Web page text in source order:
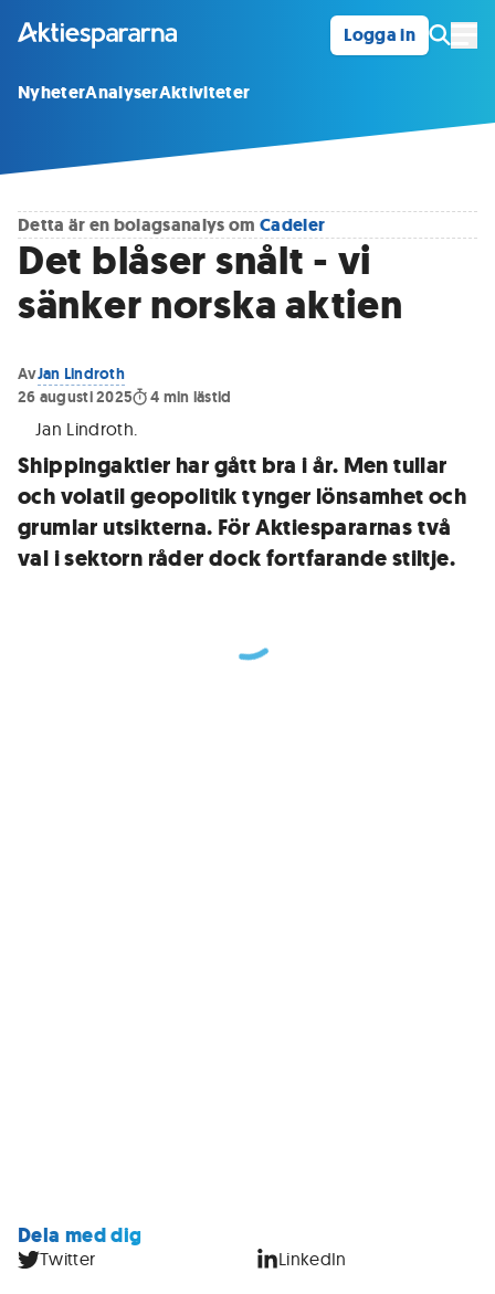
Logga in
NyheterAnalyserAktiviteter
Detta är en bolagsanalys om Cadeler
Det blåser snålt - vi
sänker norska aktien
AvJan Lindroth
26 augusti 2025
4 min lästid
Jan Lindroth.
Shippingaktier har gått bra i år. Men tullar
och volatil geopolitik tynger lönsamhet och
grumlar utsikterna. För Aktiespararnas två
val i sektorn råder dock fortfarande stiltje.
Dela med dig
Twitter LinkedIn